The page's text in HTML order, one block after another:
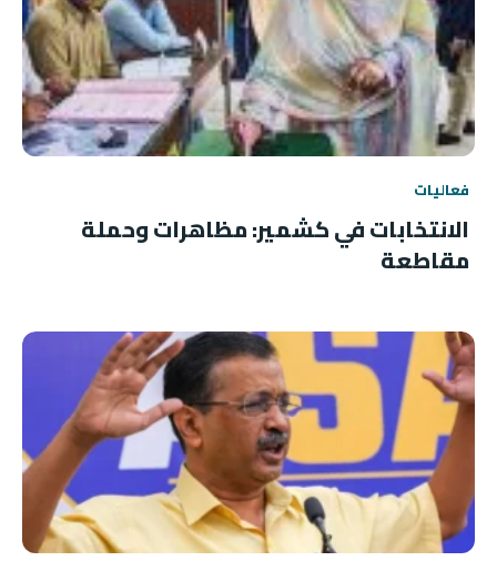
فعاليات
الانتخابات في كشمير: مظاهرات وحملة
مقاطعة